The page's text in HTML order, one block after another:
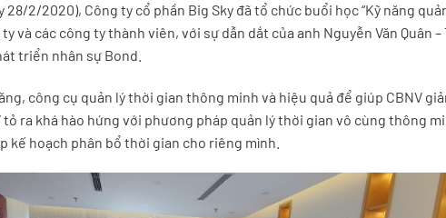
28/2/2020), Công ty cổ phần Big Sky đã tổ chức buổi học “Kỹ năng
và các công ty thành viên, với sự dẫn dắt của anh Nguyễn Văn Quân –
triển nhân sự Bond.
công cụ quản lý thời gian thông minh và hiệu quả để giúp CBNV
ra khá hào hứng với phương pháp quản lý thời gian vô cùng thông
kế hoạch phân bổ thời gian cho riêng mình.